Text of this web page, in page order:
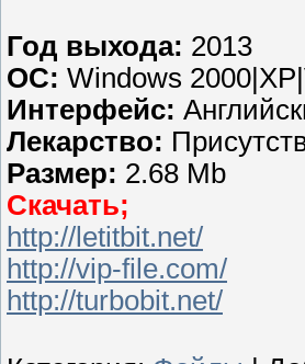
Год выхода: 2013
OC: Windows
Интерфейс:
Лекарство:
Размер: 2.68 Mb
Скачать;
http://letitbit.net/
http://vip-file.com/
http://turbobit.net/